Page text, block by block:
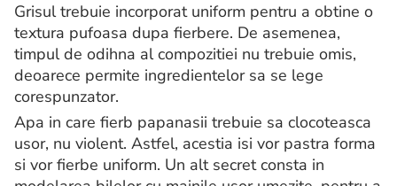
Grisul trebuie incorporat uniform pentru a obtine o
textura pufoasa dupa fierbere. De asemenea,
timpul de odihna al compozitiei nu trebuie omis,
deoarece permite ingredientelor sa se lege
corespunzator.
Apa in care fierb papanasii trebuie sa clocoteasca
usor, nu violent. Astfel, acestia isi vor pastra forma
si vor fierbe uniform. Un alt secret consta in